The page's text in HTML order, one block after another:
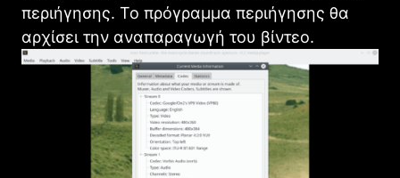
περιήγησης. Το πρόγραμμα περιήγησης θα
αρχίσει την αναπαραγωγή του βίντεο.